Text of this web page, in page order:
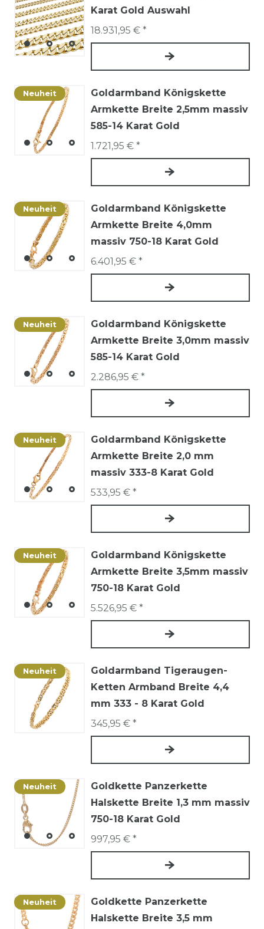
Karat Gold Auswahl
18.931,95 € *
Neuheit
Goldarmband Königskette
Armkette Breite 2,5mm massiv
585-14 Karat Gold
1.721,95 € *
Neuheit
Goldarmband Königskette
Armkette Breite 4,0mm
massiv 750-18 Karat Gold
6.401,95 € *
Neuheit
Goldarmband Königskette
Armkette Breite 3,0mm massiv
585-14 Karat Gold
2.286,95 € *
Neuheit
Goldarmband Königskette
Armkette Breite 2,0 mm
massiv 333-8 Karat Gold
533,95 € *
Neuheit
Goldarmband Königskette
Armkette Breite 3,5mm massiv
750-18 Karat Gold
5.526,95 € *
Neuheit
Goldarmband Tigeraugen-
Ketten Armband Breite 4,4
mm 333 - 8 Karat Gold
345,95 € *
Neuheit
Goldkette Panzerkette
Halskette Breite 1,3 mm massiv
750-18 Karat Gold
997,95 € *
Neuheit
Goldkette Panzerkette
Halskette Breite 3,5 mm